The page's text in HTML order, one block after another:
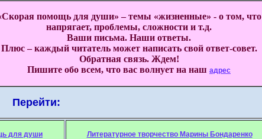
помощь для души» – темы «жизненные» - о том, что
напрягает, проблемы, сложности и т.д.
Ваши письма. Наши ответы.
Плюс – каждый читатель может написать свой ответ-совет.
Обратная связь. Ждем!
Пишите обо всем, что вас волнует на наш адрес
Перейти:
для души Литературное творчество Марины Бондаренко